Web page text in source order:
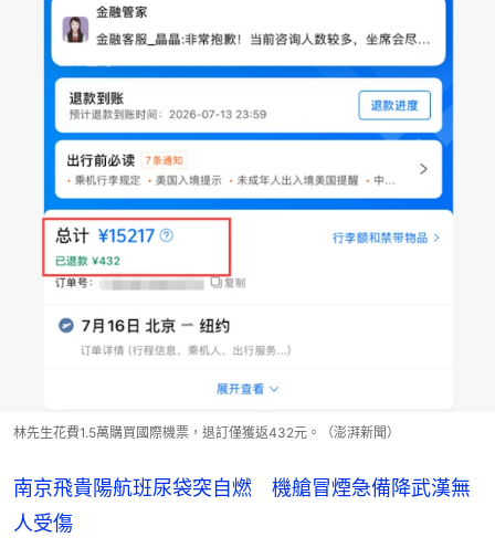
林先生花費1.5萬購買國際機票，退訂僅獲返432元。（澎湃新聞）
南京飛貴陽航班尿袋突自燃 機艙冒煙急備降武漢無
人受傷